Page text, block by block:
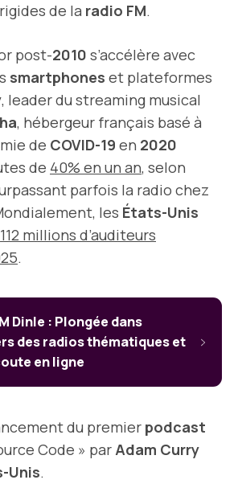
de la radio FM.
post-2010 s’accélère avec
smartphones et plateformes
, leader du streaming musical
, hébergeur français basé à
de COVID-19 en 2020
de 40% en un an, selon
parfois la radio chez
les États-Unis
112 millions d’auditeurs
.
Dinle : Plongée dans
des radios thématiques et
en ligne
du premier podcast
Code » par Adam Curry
Unis.